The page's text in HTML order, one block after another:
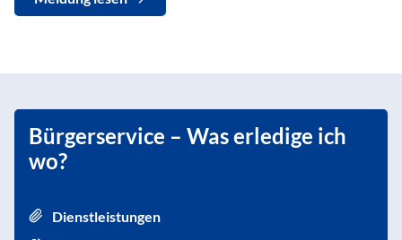
Bürgerservice – Was erledige ich
wo?
Dienstleistungen